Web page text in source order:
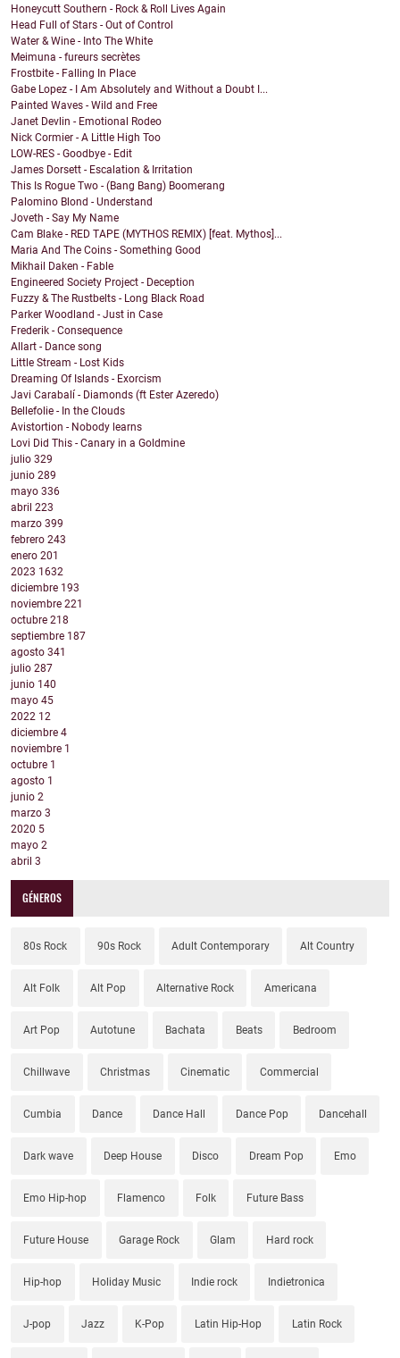
Honeycutt Southern - Rock & Roll Lives Again
Head Full of Stars - Out of Control
Water & Wine - Into The White
Meimuna - fureurs secrètes
Frostbite - Falling In Place
Gabe Lopez - I Am Absolutely and Without a Doubt I...
Painted Waves - Wild and Free
Janet Devlin - Emotional Rodeo
Nick Cormier - A Little High Too
LOW-RES - Goodbye - Edit
James Dorsett - Escalation & Irritation
This Is Rogue Two - (Bang Bang) Boomerang
Palomino Blond - Understand
Joveth - Say My Name
Cam Blake - RED TAPE (MYTHOS REMIX) [feat. Mythos]...
Maria And The Coins - Something Good
Mikhail Daken - Fable
Engineered Society Project - Deception
Fuzzy & The Rustbelts - Long Black Road
Parker Woodland - Just in Case
Frederik - Consequence
Allart - Dance song
Little Stream - Lost Kids
Dreaming Of Islands - Exorcism
Javi Carabalí - Diamonds (ft Ester Azeredo)
Bellefolie - In the Clouds
Avistortion - Nobody learns
Lovi Did This - Canary in a Goldmine
julio 329
junio 289
mayo 336
abril 223
marzo 399
febrero 243
enero 201
2023 1632
diciembre 193
noviembre 221
octubre 218
septiembre 187
agosto 341
julio 287
junio 140
mayo 45
2022 12
diciembre 4
noviembre 1
octubre 1
agosto 1
junio 2
marzo 3
2020 5
mayo 2
abril 3
GÉNEROS
80s Rock 90s Rock Adult Contemporary Alt Country
Alt Folk Alt Pop Alternative Rock Americana
Art Pop Autotune Bachata Beats Bedroom
Chillwave Christmas Cinematic Commercial
Cumbia Dance Dance Hall Dance Pop Dancehall
Dark wave Deep House Disco Dream Pop Emo
Emo Hip-hop Flamenco Folk Future Bass
Future House Garage Rock Glam Hard rock
Hip-hop Holiday Music Indie rock Indietronica
J-pop Jazz K-Pop Latin Hip-Hop Latin Rock